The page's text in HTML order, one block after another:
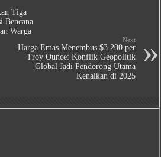
Tiga
Bencana
Warga
Next
Harga Emas Menembus $3.200 per
Troy Ounce: Konflik Geopolitik
Global Jadi Pendorong Utama
Kenaikan di 2025